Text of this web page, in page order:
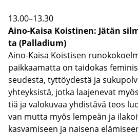
13.00–13.30
Aino-​Kaisa Kois­ti­nen: Jätän
ta (Pal­la­dium)
Aino-​Kaisa Kois­ti­sen
paik­kaa­mat­ta on tai­do­kas
seu­des­ta, tyt­töy­des­tä ja
yh­teyk­sis­tä, jotka laa­je­ne­vat
tiä ja va­lo­ku­vaa yh­dis­tä­vä teos
van mutta myös lem­peän ja
kas­va­mi­seen ja nai­se­na